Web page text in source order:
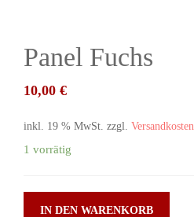
Panel Fuchs
10,00 €
inkl. 19 % MwSt. zzgl. Versandkosten
1 vorrätig
IN DEN WARENKORB